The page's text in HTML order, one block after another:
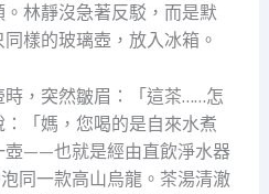
林靜沒急著反駁，而是默
樣的玻璃壺，放入冰箱。
時，突然皺眉：「這茶……怎
「媽，您喝的是自來水煮
壺——也就是經由直飲淨水器
同一款高山烏龍。茶湯清澈